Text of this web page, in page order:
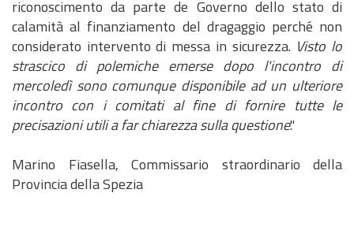
riconoscimento da parte de Governo dello stato di
calamità al finanziamento del dragaggio perché non
considerato intervento di messa in sicurezza. Visto lo
strascico di polemiche emerse dopo l'incontro di
mercoledì sono comunque disponibile ad un ulteriore
incontro con i comitati al fine di fornire tutte le
precisazioni utili a far chiarezza sulla questione."
Marino Fiasella, Commissario straordinario della
Provincia della Spezia